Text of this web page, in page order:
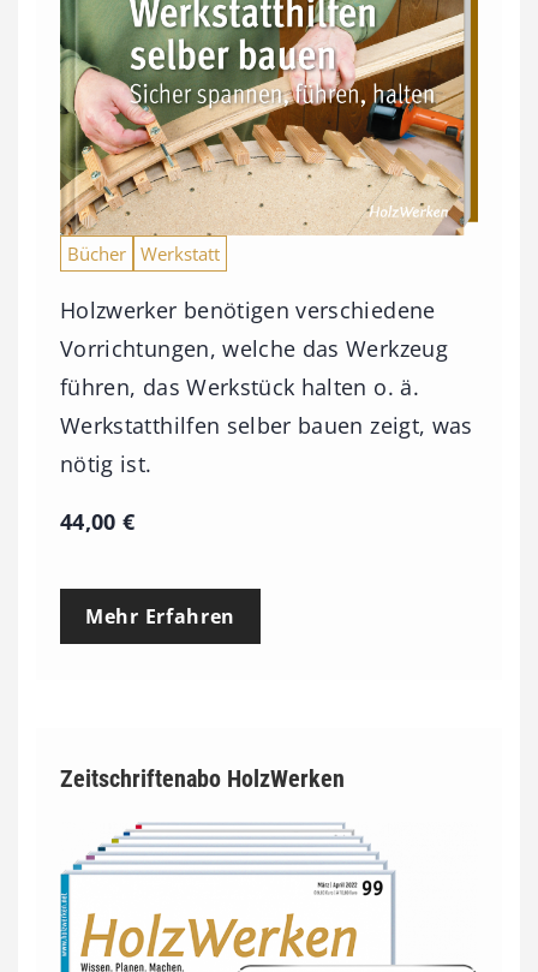
Bücher Werkstatt
Holzwerker benötigen verschiedene
Vorrichtungen, welche das Werkzeug
führen, das Werkstück halten o. ä.
Werkstatthilfen selber bauen zeigt, was
nötig ist.
44,00€
Mehr Erfahren
Zeitschriftenabo HolzWerken